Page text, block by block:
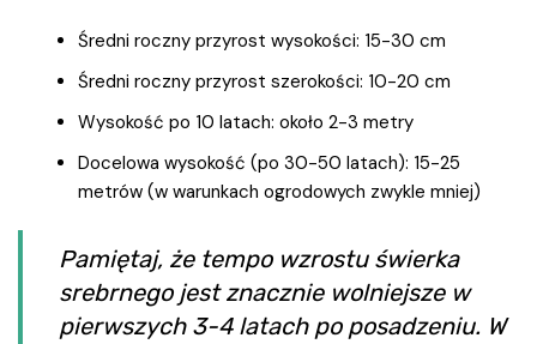
Średni roczny przyrost wysokości: 15-30 cm
Średni roczny przyrost szerokości: 10-20 cm
Wysokość po 10 latach: około 2-3 metry
Docelowa wysokość (po 30-50 latach): 15-25
metrów (w warunkach ogrodowych zwykle mniej)
Pamiętaj, że tempo wzrostu świerka
srebrnego jest znacznie wolniejsze w
pierwszych 3-4 latach po posadzeniu. W